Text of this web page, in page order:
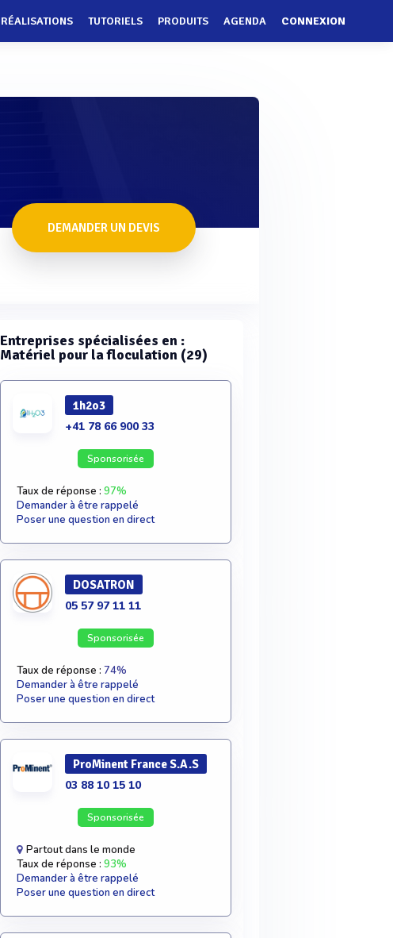
RÉALISATIONS TUTORIELS PRODUITS AGENDA CONNEXION
DEMANDER UN DEVIS
Entreprises spécialisées en :
Matériel pour la floculation (29)
1h2o3
+41 78 66 900 33
Sponsorisée
Taux de réponse : 97%
Demander à être rappelé
Poser une question en direct
DOSATRON
05 57 97 11 11
Sponsorisée
Taux de réponse : 74%
Demander à être rappelé
Poser une question en direct
ProMinent France S.A.S
03 88 10 15 10
Sponsorisée
Partout dans le monde
Taux de réponse : 93%
Demander à être rappelé
Poser une question en direct